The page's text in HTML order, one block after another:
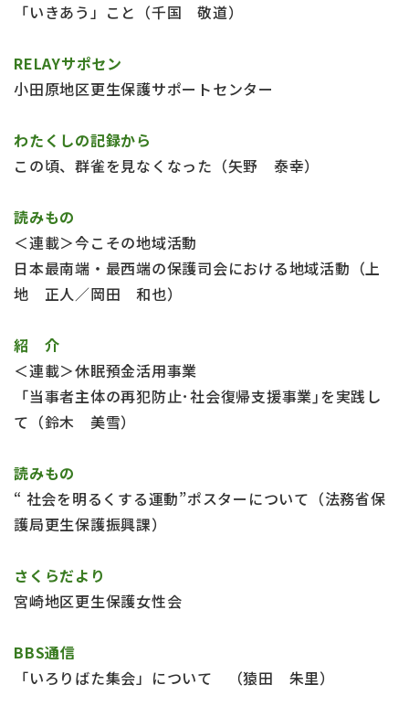
「いきあう」こと（千国 敬道）
RELAYサポセン
小田原地区更生保護サポートセンター
わたくしの記録から
この頃、群雀を見なくなった（矢野 泰幸）
読みもの
＜連載＞今こその地域活動
日本最南端・最西端の保護司会における地域活動（上
地 正人／岡田 和也）
紹 介
＜連載＞休眠預金活用事業
「当事者主体の再犯防止･社会復帰支援事業｣を実践し
て（鈴木 美雪）
読みもの
“ 社会を明るくする運動”ポスターについて（法務省保
護局更生保護振興課）
さくらだより
宮崎地区更生保護女性会
BBS通信
「いろりばた集会」について （猿田 朱里）